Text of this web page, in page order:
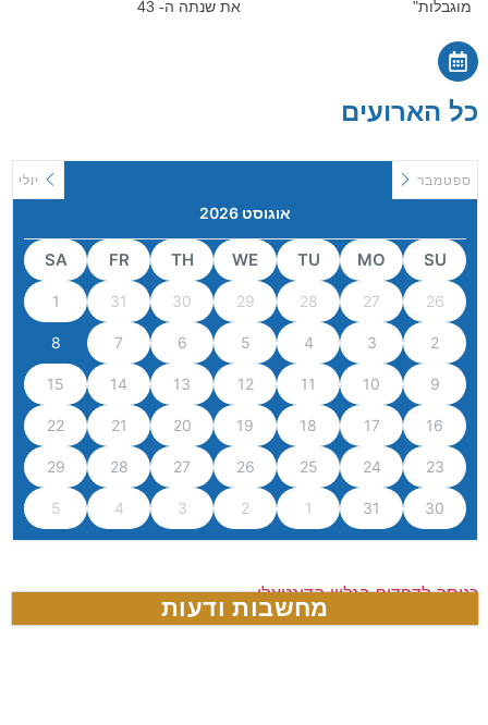
מוגבלות"
את שנתה ה- 43
כל הארועים
יולי
אוגוסט 2026
ספטמבר
SU
MO
TU
WE
TH
FR
SA
26
27
28
29
30
31
1
2
3
4
5
6
7
8
9
10
11
12
13
14
15
16
17
18
19
20
21
22
23
24
25
26
27
28
29
30
31
1
2
3
4
5
כניסה לדפדוף בגליון הדיגטאלי
מחשבות ודעות